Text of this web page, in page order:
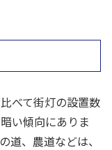
べて街灯の設置数
い傾向にありま
道、農道などは、